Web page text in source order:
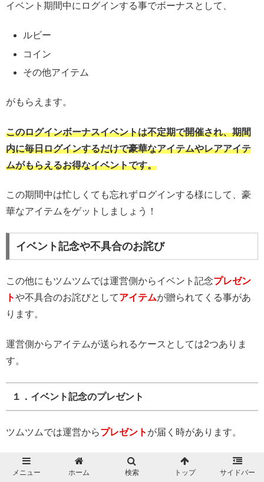
イベント期間中にログインする事でボーナスとして、
ルビー
コイン
その他アイテム
がもらえます。
このログインボーナスイベントは不定期で開催され、期間
内に毎日ログインするだけで豪華なアイテムやレアアイテ
ムがもらえるお得なイベントです。
この期間中は忙しくても忘れずログインする様にして、豪
華なアイテムをゲットしましょう！
イベント記念や不具合のお詫び
この他にもツムツムでは運営側からイベント記念プレゼン
トや不具合のお詫びとしてアイテムが贈られてくる事があ
ります。
運営側からアイテムが送られるケースとしては2つありま
す。
１．イベント記念のプレゼント
ツムツムでは運営からプレゼント が届く時があります。
何かしらのイベントやダウンロード記念時に配布される事
がほとんどです。
メニュー ホーム 検索 トップ サイドバー